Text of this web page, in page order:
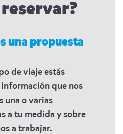
una propuesta
de viaje estás
que nos
una o varias
a tu medida y sobre
a trabajar.